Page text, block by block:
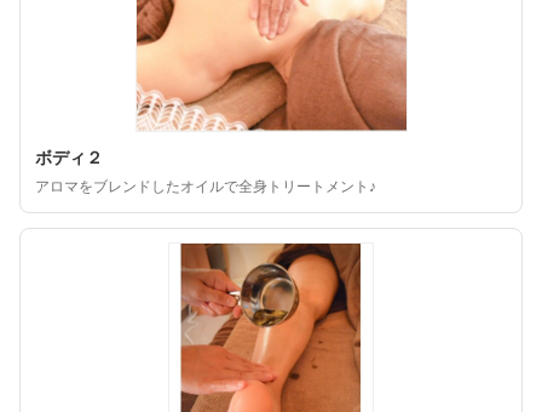
ボディ２
アロマをブレンドしたオイルで全身トリートメント♪